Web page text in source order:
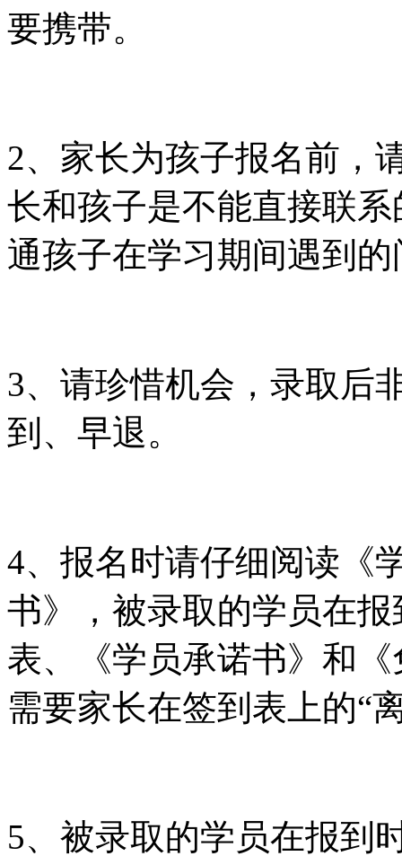
要携带。
2、家长为孩子报名前，
长和孩子是不能直接联
通孩子在学习期间遇到的
3、请珍惜机会，录取后
到、早退。
4、报名时请仔细阅读《
书》，被录取的学员在
表、《学员承诺书》和
需要家长在签到表上的“
5、被录取的学员在报到